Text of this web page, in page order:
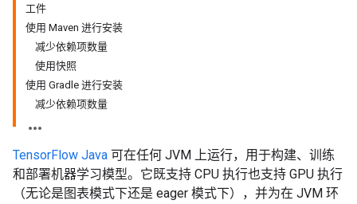
工件
使用 Maven 进行安装
减少依赖项数量
使用快照
使用 Gradle 进行安装
减少依赖项数量
TensorFlow Java 可在任何 JVM 上运行，用于构建、训练
和部署机器学习模型。它既支持 CPU 执行也支持 GPU 执行
（无论是图表模式下还是 eager 模式下），并为在 JVM 环